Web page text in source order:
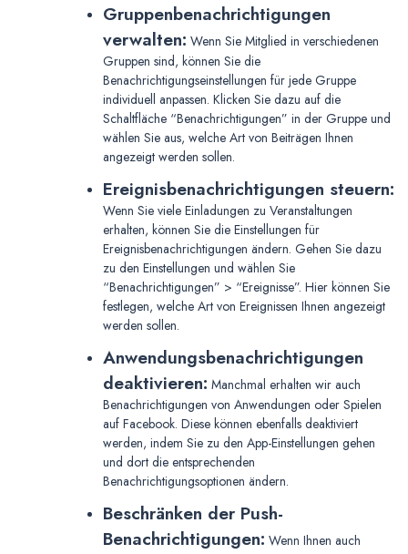
Gruppenbenachrichtigungen
verwalten: Wenn Sie Mitglied in verschiedenen
Gruppen sind, können Sie die
Benachrichtigungseinstellungen für jede Gruppe
individuell anpassen. Klicken Sie dazu auf die
Schaltfläche “Benachrichtigungen” in der Gruppe und
wählen Sie aus, welche Art von Beiträgen Ihnen
angezeigt werden sollen.
Ereignisbenachrichtigungen steuern:
Wenn Sie viele Einladungen zu Veranstaltungen
erhalten, können Sie die Einstellungen für
Ereignisbenachrichtigungen ändern. Gehen Sie dazu
zu den Einstellungen und wählen Sie
“Benachrichtigungen” > “Ereignisse”. Hier können Sie
festlegen, welche Art von Ereignissen Ihnen angezeigt
werden sollen.
Anwendungsbenachrichtigungen
deaktivieren: Manchmal erhalten wir auch
Benachrichtigungen von Anwendungen oder Spielen
auf Facebook. Diese können ebenfalls deaktiviert
werden, indem Sie zu den App-Einstellungen gehen
und dort die entsprechenden
Benachrichtigungsoptionen ändern.
Beschränken der Push-
Benachrichtigungen: Wenn Ihnen auch